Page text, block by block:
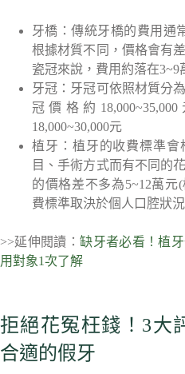
牙橋：傳統牙橋的費用通
根據材質不同，價格會有
瓷冠來說，費用約落在3~9
牙冠：牙冠可依照材質分
冠價格約
18,000~30,000元
植牙：植牙的收費標準會
目、手術方式而有不同的
的價格差不多為5~12萬
費標準取決於個人口腔狀況
>>延伸閱讀：缺牙者必看！植
用對象1次了解
拒絕花冤枉錢！3大
合適的假牙